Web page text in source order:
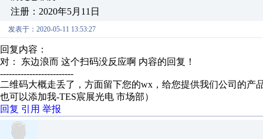
注册：2020年5月11日
发表于：2020-05-11 13:53:27
回复内容：
对： 东边浪而 这个扫码没反应啊 内容的回复！
-------------------------
二维码大概走丢了，方面留下您的wx，给您提供我们公司的产
也可以添加我-TES宸展光电 市场部）
回复 引用 举报